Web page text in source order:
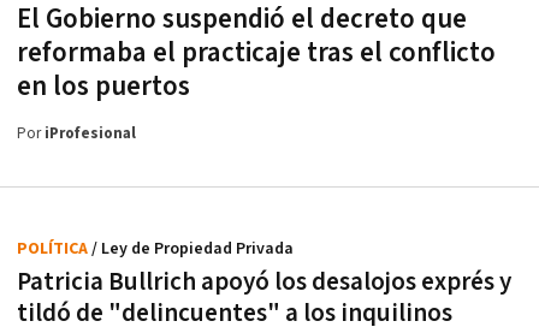
El Gobierno suspendió el decreto que
reformaba el practicaje tras el conflicto
en los puertos
PoriProfesional
Patricia Bullrich apoyó los desalojos exprés y
tildó de "delincuentes" a los inquilinos
POLÍTICA/ Ley de Propiedad Privada